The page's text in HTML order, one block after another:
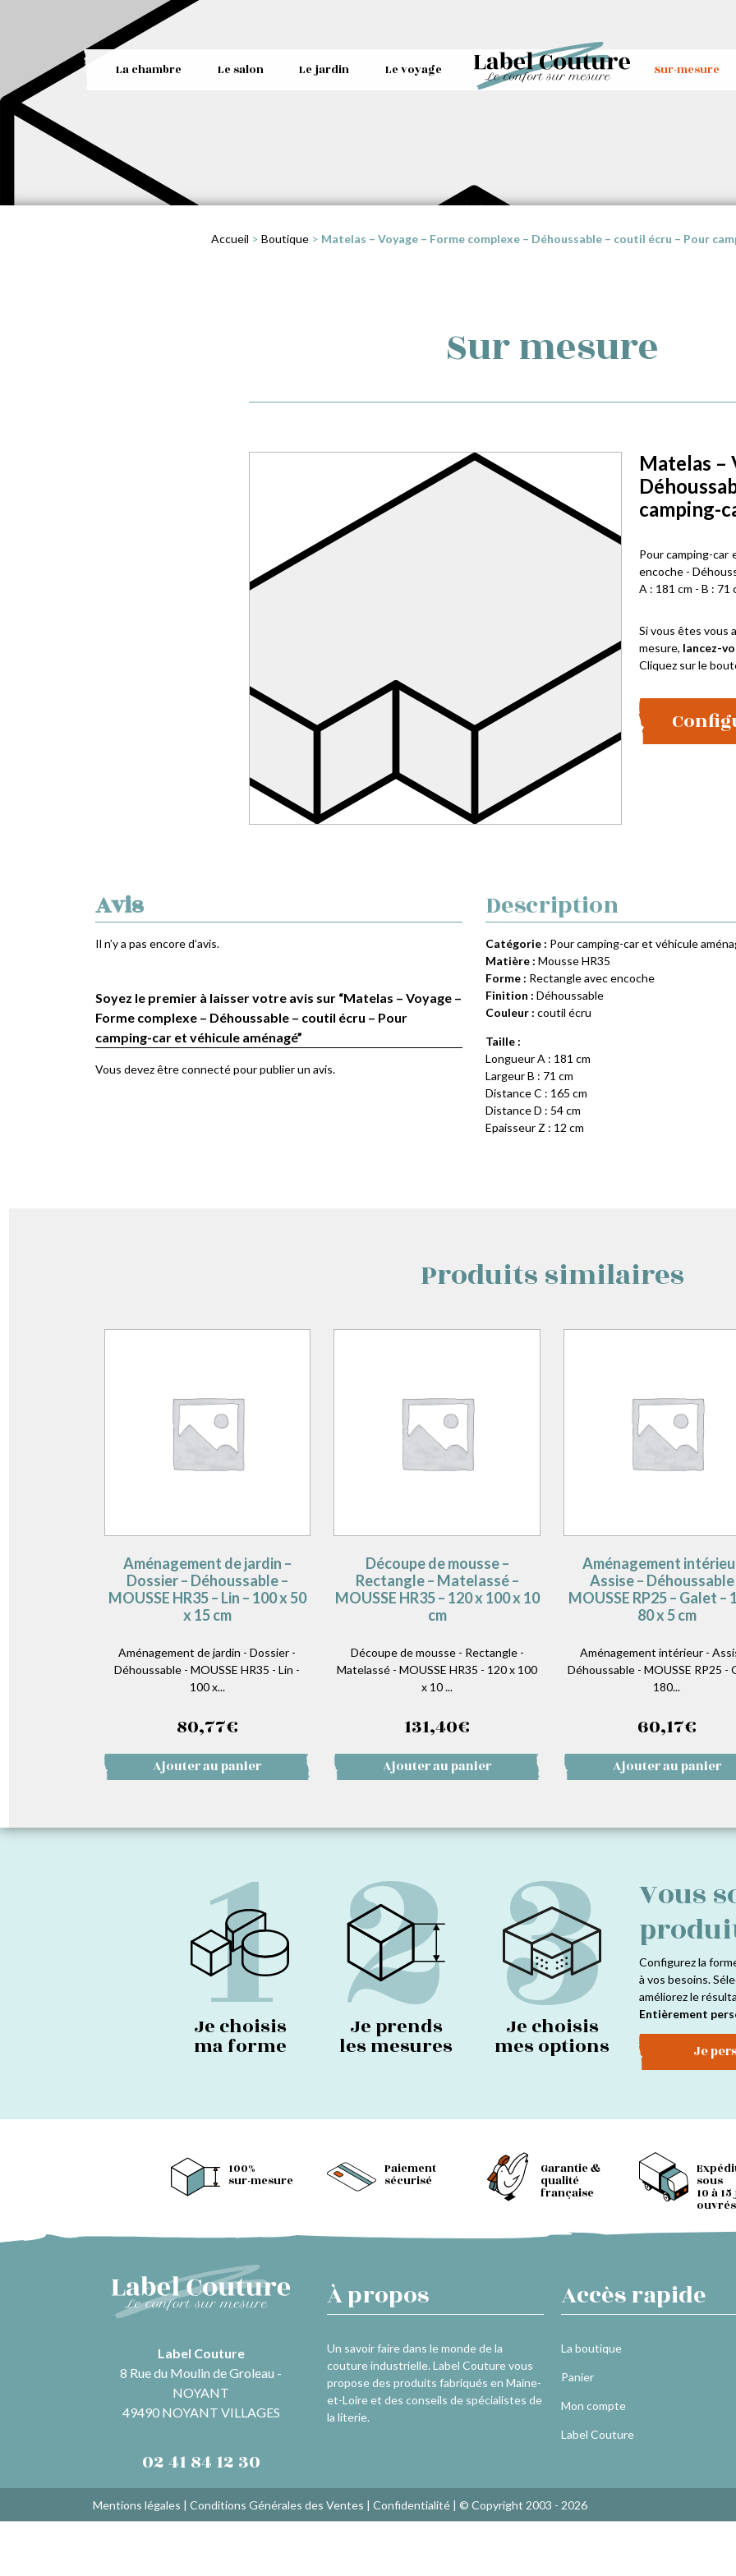
La chambre Le salon Le jardin Le voyage Sur-mesure
Accueil > Boutique > Matelas – Voyage – Forme complexe – Déhoussable – coutil écru – Pour
Sur mesure
Matelas –
camping-
Pour camping-car
encoche -
A : 181 cm - B : 71
Si vous êtes vous
mesure, lancez-
Cliquez sur le
Avis
Il n’y a pas encore d’avis.
Soyez le premier à laisser votre avis sur “Matelas – Voyage –
Forme complexe – Déhoussable – coutil écru – Pour
camping-car et véhicule aménagé”
Vous devez êtreconnectépour publier un avis.
Description
Catégorie : Pour camping-car et véhicule
Matière : Mousse HR35
Forme : Rectangle avec encoche
Finition : Déhoussable
Couleur : coutil écru
Taille :
Longueur A : 181 cm
Largeur B : 71 cm
Distance C : 165 cm
Distance D : 54 cm
Epaisseur Z : 12 cm
Produits similaires
Aménagement de jardin –
Dossier – Déhoussable –
MOUSSE HR35 – Lin – 100 x 50
x 15 cm
Aménagement de jardin - Dossier -
Déhoussable - MOUSSE HR35 - Lin -
100 x...
80,77€
Ajouter au panier
Découpe de mousse –
Rectangle – Matelassé –
MOUSSE HR35 – 120 x 100 x 10
cm
Découpe de mousse - Rectangle -
Matelassé - MOUSSE HR35 - 120 x 100
x 10 ...
131,40€
Ajouter au panier
Aménagement
Assise – Déhoussable
MOUSSE RP25 – Galet –
80 x 5 cm
Aménagement intérieur -
Déhoussable - MOUSSE RP25 -
180...
60,17€
Ajouter au panier
1
Je choisis
ma forme 2
Je prends
les mesures 3
Je choisis
mes options
Vous
Configurez la
à vos besoins.
améliorez le
Entièrement
Je
100%
sur-mesure
Paiement
sécurisé
Garantie &
qualité
française
sous
10 à
ouvrés
Label Couture
8 Rue du Moulin de Groleau -
NOYANT
49490 NOYANT VILLAGES
02 41 84 12 30
À propos
Un savoir faire dans le monde de la
couture industrielle. Label Couture vous
propose des produits fabriqués en Maine-
et-Loire et des conseils de spécialistes de
la literie.
Accès rapide
La boutique
Panier
Mon compte
Label Couture
Mentions légales | Conditions Générales des Ventes | Confidentialité| © Copyright 2003 - 2026